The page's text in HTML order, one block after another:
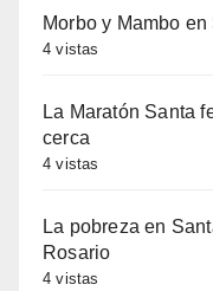
Morbo y Mambo
4 vistas
La Maratón Santa
cerca
4 vistas
La pobreza en
Rosario
4 vistas